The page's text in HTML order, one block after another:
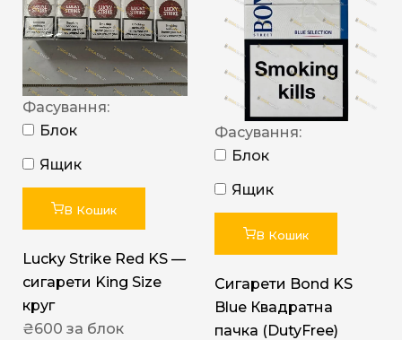
Фасування:
Блок
Ящик
В Кошик
Lucky Strike Red KS —
сигарети King Size
круг
₴600 за блок
Фасування:
Блок
Ящик
В Кошик
Сигарети Bond KS
Blue Квадратна
пачка (DutyFree)